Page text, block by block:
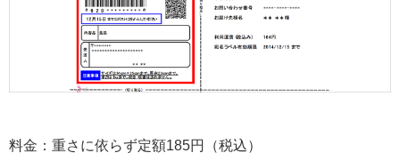
料金：重さに依らず定額185円（税込）